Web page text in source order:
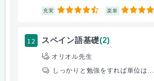
充実 4.5 楽単 5
12 スペイン語基礎(2)
オリオル先生
しっかりと勉強をすれば単位は...